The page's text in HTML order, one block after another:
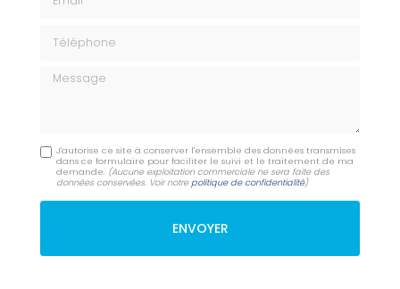
Message
J'autorise ce site à conserver l'ensemble des données transmises
dans ce formulaire pour faciliter le suivi et le traitement de ma
demande. (Aucune exploitation commerciale ne sera faite des
données conservées. Voir notrepolitique de confidentialité)